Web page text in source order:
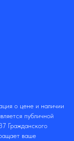
о цене и наличии
публичной
Гражданского
ваше